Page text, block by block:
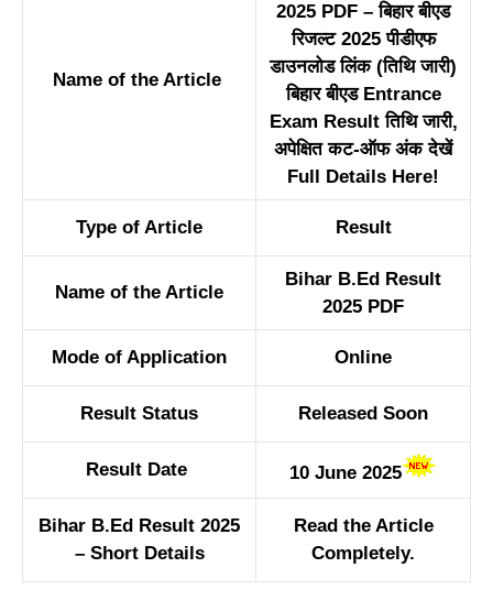
Name of the Article
2025 PDF – बिहार बीएड
रिजल्ट 2025 पीडीएफ
डाउनलोड लिंक (तिथि जारी)
बिहार बीएड Entrance
Exam Result तिथि जारी,
अपेक्षित कट-ऑफ अंक देखें
Full Details Here!
Type of Article Result
Name of the Article
Bihar B.Ed Result
2025 PDF
Mode of Application Online
Result Status Released Soon
Result Date 10 June 2025
Bihar B.Ed Result 2025
– Short Details
Read the Article
Completely.